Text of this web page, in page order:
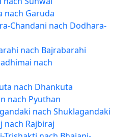
nach Garuda
Chandani nach Dodhara-
nach Bajrabarahi
nach
nach Dhankuta
nach Pyuthan
nach Shuklagandaki
nach Rajbiraj